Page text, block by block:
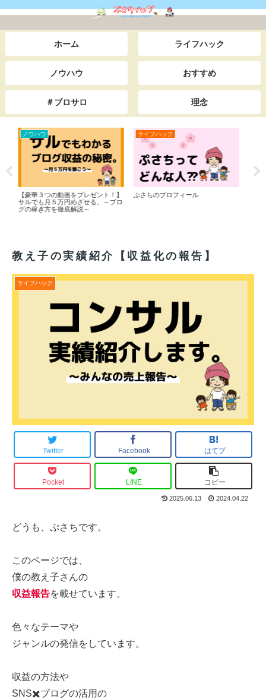
ホーム ライフハック
ノウハウ おすすめ
＃ブロサロ 理念
ライフハック
【とても恥ずかしい35年間の告白】
友達となじめず教室の隅で泣いた学
生時代～仕事で失敗ばかりで上司か
おすすめ
【webで０→１を作りたい人へ】僕
教え子の実績紹介【収益化の報告】
ライフハック
Twitter Facebook はてブ
Pocket LINE コピー
2025.06.13 2024.04.22
どうも、ぷさちです。
このページでは、
僕の教え子さんの
収益報告を載せています。
色々なテーマや
ジャンルの発信をしています。
収益の方法や
SNS✖️ブログの活用の